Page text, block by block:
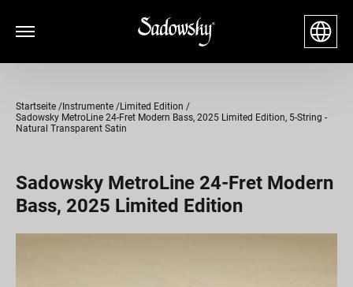
Startseite Instrumente
Limited Edition
Sadowsky MetroLine 24-Fret Modern Bass, 2025 Limited Edition, 5-String -
Natural Transparent Satin
Sadowsky MetroLine 24-Fret Modern
Bass, 2025 Limited Edition